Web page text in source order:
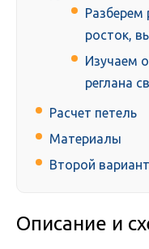
Разберем
росток,
Изучаем
реглана
Расчет петель
Материалы
Второй вариант
Описание и